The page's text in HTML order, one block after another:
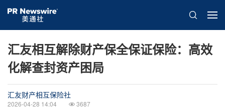
汇友相互解除财产保全保证保险：高效
化解查封资产困局
汇友财产相互保险社
2026-04-28 14:04 3687